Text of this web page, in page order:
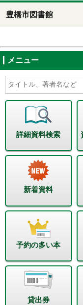
豊橋市図書館
メニュー
詳細資料検索
新着資料
予約の多い本
貸出券